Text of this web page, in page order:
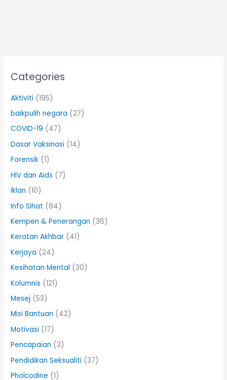
Categories
Aktiviti (195)
baikpulih negara (27)
COVID-19 (47)
Dasar Vaksinasi (14)
Forensik (1)
HIV dan Aids (7)
Iklan (10)
Info Sihat (84)
Kempen & Penerangan (36)
Keratan Akhbar (41)
Kerjaya (24)
Kesihatan Mental (30)
Kolumnis (121)
Mesej (53)
Misi Bantuan (42)
Motivasi (17)
Pencapaian (3)
Pendidikan Seksualiti (37)
Pholcodine (1)